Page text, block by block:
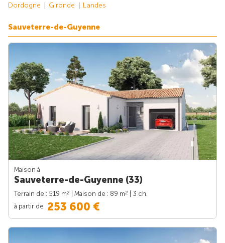
Dordogne Gironde Landes
Sauveterre-de-Guyenne
Maison à
Sauveterre-de-Guyenne (33)
Terrain de : 519 m2 | Maison de : 89 m2
| 3 ch.
à partir de 253 600 €